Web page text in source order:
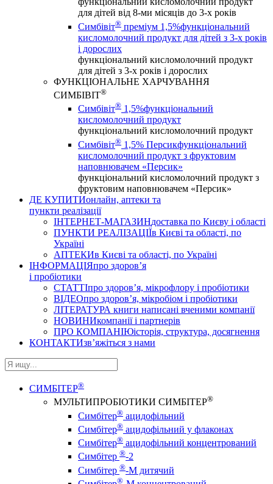
для дітей від 8-ми місяців до 3-х років
Симбівіт® преміум 1,5%функціональний
кисломолочний продукт для дітей з 3-х років
і дорослих
функціональний кисломолочний продукт
для дітей з 3-х років і дорослих
ФУНКЦІОНАЛЬНЕ ХАРЧУВАННЯ
СИМБІВІТ®
Симбівіт® 1,5%функціональний
кисломолочний продукт
функціональний кисломолочний продукт
Симбівіт® 1,5% Персикфункціональний
кисломолочний продукт з фруктовим
наповнювачем «Персик»
функціональний кисломолочний продукт з
фруктовим наповнювачем «Персик»
ДЕ КУПИТИонлайн, аптеки та
пункти реалізації
ІНТЕРНЕТ-МАГАЗИНдоставка по Києву і області
ПУНКТИ РЕАЛІЗАЦІЇв Києві та області, по
Україні
АПТЕКИв Києві та області, по Україні
ІНФОРМАЦІЯпро здоров’я
і пробіотики
СТАТТІпро здоров’я, мікрофлору і пробіотики
ВІДЕОпро здоров’я, мікробіом і пробіотики
ЛІТЕРАТУРА книги написані вченими компанії
НОВИНИкомпанії і партнерів
ПРО КОМПАНІЮісторія, структура, досягнення
КОНТАКТИзв’яжіться з нами
СИМБІТЕР®
МУЛЬТИПРОБІОТИКИ СИМБІТЕР®
Симбітер® ацидофільний
Симбітер® ацидофільний у флаконах
Симбітер® ацидофільний концентрований
Симбітер ®-2
Симбітер ®-М дитячий
®